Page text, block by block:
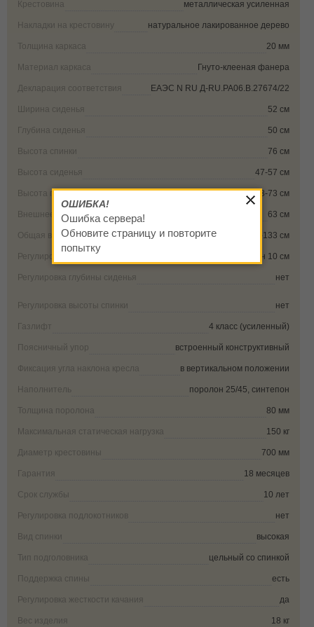
Крестовина металлическая усиленная
Накладки на крестовину натуральное лакированное дерево
Толщина каркаса 20 мм
Материал каркаса Гнуто-клееная фанера
Декларация соответствия ЕАЭС N RU Д-RU.РА06.В.27674/22
Ширина сиденья 52 см
Глубина сиденья 50 см
Высота спинки 76 см
Высота сиденья 47-57 см
Высота подлокотника от пола 63-73 см
Внешнее расстояние между подлокотниками 63 см
Общая высота 123-133 см
Регулировка высоты сиденья диапазон 10 см
Регулировка глубины сиденья нет
Регулировка высоты спинки нет
Газлифт 4 класс (усиленный)
Поясничный упор встроенный конструктивный
Фиксация угла наклона кресла в вертикальном положении
Наполнитель поролон 25/45, синтепон
Толщина поролона 80 мм
Максимальная статическая нагрузка 150 кг
Диаметр крестовины 700 мм
Гарантия 18 месяцев
Срок службы 10 лет
Регулировка подлокотников нет
Вид спинки высокая
Тип подголовника цельный со спинкой
Поддержка спины есть
Регулировка жесткости качания да
Вес изделия 18 кг
ОШИБКА!
Ошибка сервера!
Обновите страницу и повторите
попытку